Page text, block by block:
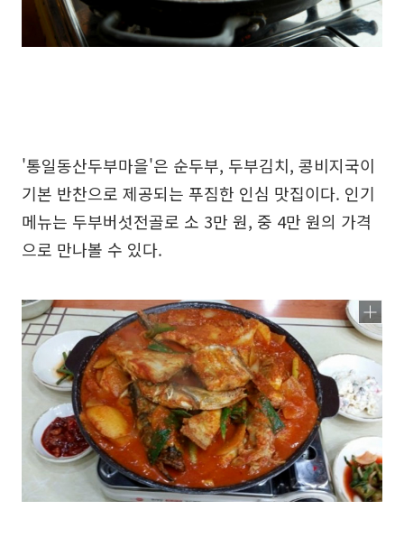
'통일동산두부마을'은 순두부, 두부김치, 콩비지국이
기본 반찬으로 제공되는 푸짐한 인심 맛집이다. 인기
메뉴는 두부버섯전골로 소 3만 원, 중 4만 원의 가격
으로 만나볼 수 있다.